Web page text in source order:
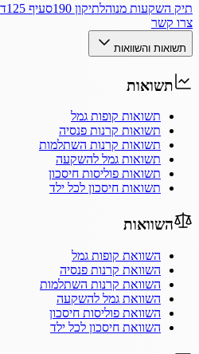
תיק השקעות מנוהלתיקון 190 סעיף 125ד
צרו קשר
תשואות והשוואות
תשואות
תשואות קופות גמל
תשואות קרנות פנסיה
תשואות קרנות השתלמות
תשואות גמל להשקעה
תשואות פוליסות חיסכון
תשואות חיסכון לכל ילד
השוואות
השוואת קופות גמל
השוואת קרנות פנסיה
השוואת קרנות השתלמות
השוואת גמל להשקעה
השוואת פוליסות חיסכון
השוואת חיסכון לכל ילד